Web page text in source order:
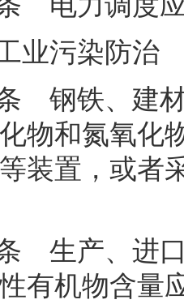
业污染防治
钢铁、建
物和氮氧化
装置，或者
生产、进
有机物含量